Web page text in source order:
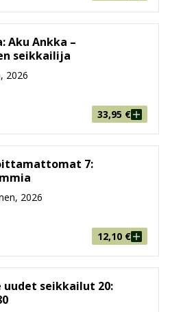
Aku Ankka –
seikkailija
2026
33,95 €
7:
2026
12,10 €
uudet seikkailut 20: